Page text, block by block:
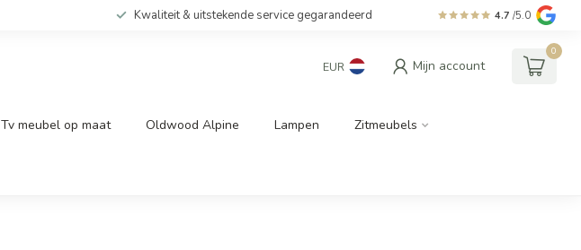
Kwaliteit & uitstekende service gegarandeerd 4.7 /5.0
EUR Mijn account
0
Tv meubel op maat Oldwood Alpine Lampen Zitmeubels